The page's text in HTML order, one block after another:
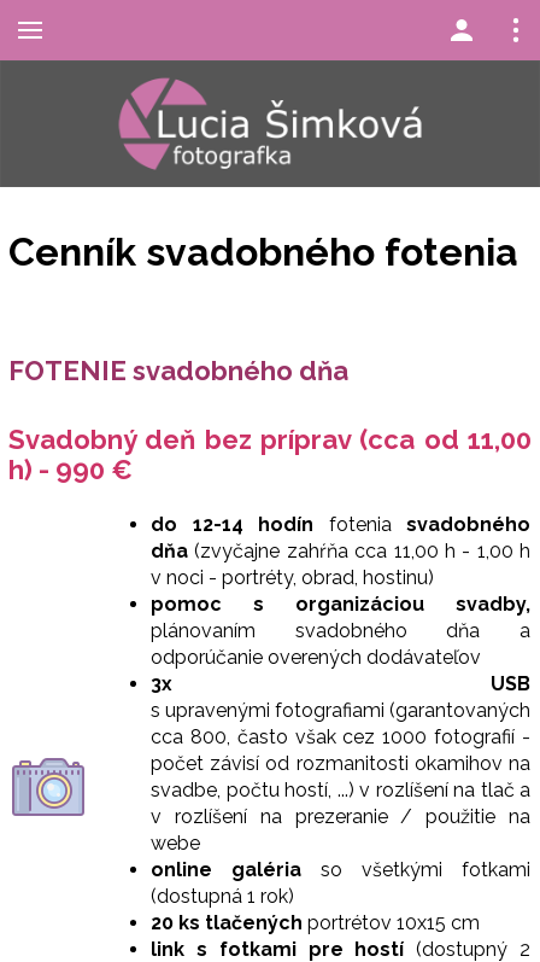
Cenník svadobného fotenia
FOTENIE svadobného dňa
Svadobný deň bez príprav (cca od 11,00
h) - 990 €
do 12-14 hodín fotenia svadobného
dňa (zvyčajne zahŕňa cca 11,00 h - 1,00 h
v noci - portréty, obrad, hostinu)
pomoc s organizáciou svadby,
plánovaním svadobného dňa a
odporúčanie overených dodávateľov
3x USB
s upravenými fotografiami (garantovaných
cca 800, často však cez 1000 fotografií -
počet závisí od rozmanitosti okamihov na
svadbe, počtu hostí, ...) v rozlíšení na tlač a
v rozlíšení na prezeranie / použitie na
webe
online galéria so všetkými fotkami
(dostupná 1 rok)
20 ks tlačených portrétov 10x15 cm
link s fotkami pre hostí (dostupný 2